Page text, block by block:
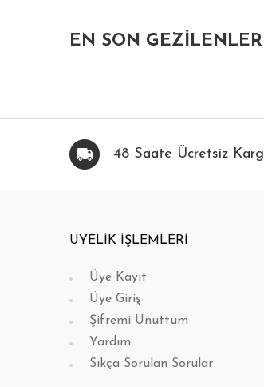
HIZLI BAK FAVORİLERİME EKLE
EN SON GEZİLENLER
48 Saate Ücretsiz
ÜYELİK İŞLEMLERİ
Üye Kayıt
Üye Giriş
Şifremi Unuttum
Yardım
Sıkça Sorulan Sorular